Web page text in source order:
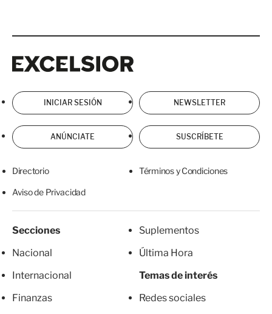
INICIAR SESIÓN NEWSLETTER
ANÚNCIATE SUSCRÍBETE
Directorio Términos y Condiciones
Aviso de Privacidad
Secciones
Nacional
Internacional
Finanzas
Suplementos
Última Hora
Temas de interés
Redes sociales